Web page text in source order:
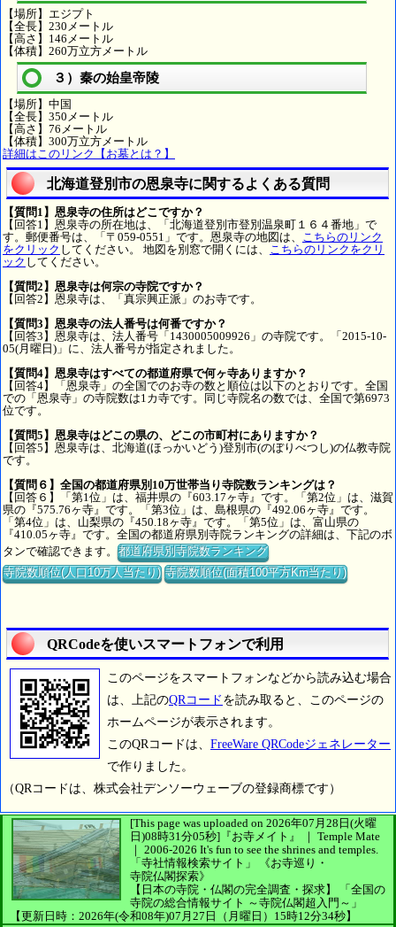
【場所】エジプト
【全長】230メートル
【高さ】146メートル
【体積】260万立方メートル
３）秦の始皇帝陵
【場所】中国
【全長】350メートル
【高さ】76メートル
【体積】300万立方メートル
詳細はこのリンク【お墓とは？】
北海道登別市の恩泉寺に関するよくある質問
【質問1】恩泉寺の住所はどこですか？
【回答1】恩泉寺の所在地は、「北海道登別市登別温泉町１６４番地」で
す。郵便番号は、「〒059-0551」です。恩泉寺の地図は、 こちらのリンク
をクリック してください。 地図を別窓で開くには、 こちらのリンクをクリ
ック してください。
【質問2】恩泉寺は何宗の寺院ですか？
【回答2】恩泉寺は、「真宗興正派」のお寺です。
【質問3】恩泉寺の法人番号は何番ですか？
【回答3】恩泉寺は、法人番号「1430005009926」の寺院です。「2015-10-
05(月曜日)」に、法人番号が指定されました。
【質問4】恩泉寺はすべての都道府県で何ヶ寺ありますか？
【回答4】「恩泉寺」の全国でのお寺の数と順位は以下のとおりです。全国
での「恩泉寺」の寺院数は1カ寺です。同じ寺院名の数では、全国で第6973
位です。
【質問5】恩泉寺はどこの県の、どこの市町村にありますか？
【回答5】恩泉寺は、北海道(ほっかいどう)登別市(のぼりべつし)の仏教寺院
です。
【質問６】全国の都道府県別10万世帯当り寺院数ランキングは？
【回答６】「第1位」は、福井県の『603.17ヶ寺』です。「第2位」は、滋賀
県の『575.76ヶ寺』です。「第3位」は、島根県の『492.06ヶ寺』です。
「第4位」は、山梨県の『450.18ヶ寺』です。「第5位」は、富山県の
『410.05ヶ寺』です。全国の都道府県別寺院ランキングの詳細は、下記のボ
タンで確認できます。都道府県別寺院数ランキング
寺院数順位(人口10万人当たり) 寺院数順位(面積100平方Km当たり)
QRCodeを使いスマートフォンで利用
このページをスマートフォンなどから読み込む場合
は、上記のQRコード を読み取ると、このページの
ホームページが表示されます。
このQRコードは、 FreeWare QRCodeジェネレーター
で作りました。
（QRコードは、株式会社デンソーウェーブの登録商標です）
[This page was uploaded on 2026年07月28日(火曜
日)08時31分05秒] 『お寺メイト』 ｜ Temple Mate
｜ 2006-2026 It's fun to see the shrines and temples.
「寺社情報検索サイト」
《お寺巡り・
寺院仏閣探索》
【日本の寺院・仏閣の完全調査・探求】
「全国の
寺院の総合情報サイト ～寺院仏閣超入門～」
【更新日時：2026年(令和08年)07月27日（月曜日）15時12分34秒】